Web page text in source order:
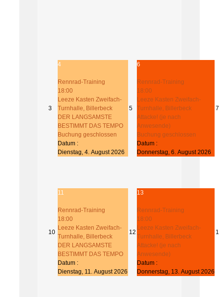
3
4
Rennrad-Training
18:00
Leeze Kasten Zweifach-
Turnhalle, Billerbeck
DER LANGSAMSTE
BESTIMMT DAS TEMPO
Buchung geschlossen
Datum :
Dienstag, 4. August 2026
5
6
Rennrad-Training
18:00
Leeze Kasten Zweifach-
Turnhalle, Billerbeck
Attacke! (je nach
Anwesende)
Buchung geschlossen
Datum :
Donnerstag, 6. August 2026
7
10
11
Rennrad-Training
18:00
Leeze Kasten Zweifach-
Turnhalle, Billerbeck
DER LANGSAMSTE
BESTIMMT DAS TEMPO
Datum :
Dienstag, 11. August 2026
12
13
Rennrad-Training
18:00
Leeze Kasten Zweifach-
Turnhalle, Billerbeck
Attacke! (je nach
Anwesende)
Datum :
Donnerstag, 13. August 2026